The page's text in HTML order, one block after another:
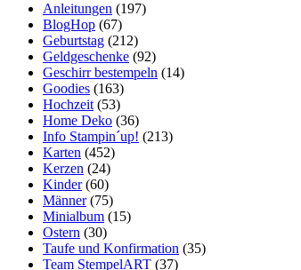
Anleitungen (197)
BlogHop (67)
Geburtstag (212)
Geldgeschenke (92)
Geschirr bestempeln (14)
Goodies (163)
Hochzeit (53)
Home Deko (36)
Info Stampin´up! (213)
Karten (452)
Kerzen (24)
Kinder(60)
Männer(75)
Minialbum (15)
Ostern (30)
Taufe und Konfirmation (35)
Team StempelART (37)